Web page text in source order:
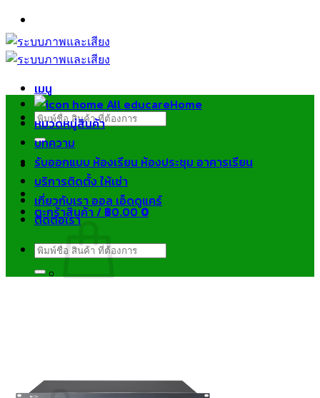
ข้าม
ไป
ยัง
เมนู
ค้นหา:
ตะกร้าสินค้า /฿0.000
ตะกร้าสินค้า
Home
หมวดหมู่สินค้า
บทความ
รับออกแบบ ห้องเรียน ห้องประชุม อาคารเรียน
บริการติดตั้ง ให้เช่า
เกี่ยวกับเรา ออล เอ็ดดูแคร์
ติดต่อเรา
ค้นหา: